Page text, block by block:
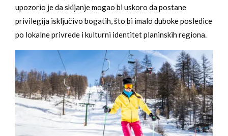
upozorio je da skijanje mogao bi uskoro da postane
privilegija isključivo bogatih, što bi imalo duboke posledice
po lokalne privrede i kulturni identitet planinskih regiona.